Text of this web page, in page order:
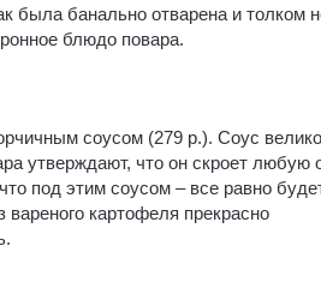
была банально отварена и толком
блюдо повара.
соусом (279 р.). Соус
утверждают, что он скроет любую
под этим соусом – все равно
вареного картофеля прекрасно